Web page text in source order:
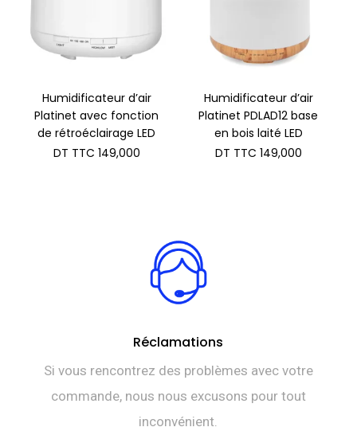
Humidificateur d’air
Platinet avec fonction
de rétroéclairage LED
DT TTC 149,000
Humidificateur d’air
Platinet PDLAD12 base
en bois laité LED
DT TTC 149,000
Réclamations
Si vous rencontrez des problèmes avec votre
commande, nous nous excusons pour tout
inconvénient.